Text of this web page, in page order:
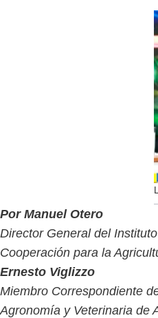
Por Manuel Otero
Director General del
Cooperación para la
Ernesto Viglizzo
Miembro Correspondiente
Agronomía y Veterinaria de